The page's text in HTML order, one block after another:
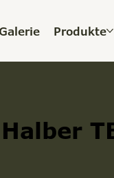
Galerie Produkte